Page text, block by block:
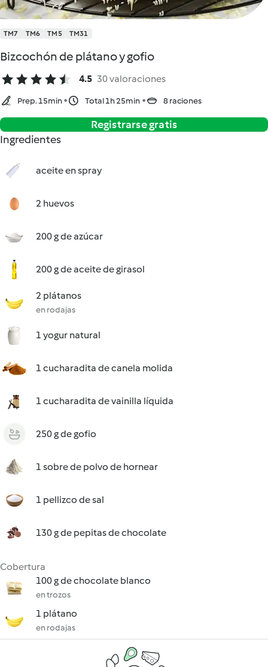
TM7 TM6 TM5 TM31
Bizcochón de plátano y gofio
4.5 30 valoraciones
Prep. 15min Total 1h 25min 8 raciones
Registrarse gratis
Ingredientes
aceite en spray
2 huevos
200 g de azúcar
200 g de aceite de girasol
2 plátanos
en rodajas
1 yogur natural
1 cucharadita de canela molida
1 cucharadita de vainilla líquida
250 g de gofio
1 sobre de polvo de hornear
1 pellizco de sal
130 g de pepitas de chocolate
Cobertura
100 g de chocolate blanco
en trozos
1 plátano
en rodajas